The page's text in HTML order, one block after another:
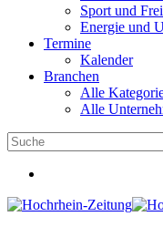
Sport und
Energie und
Termine
Kalender
Branchen
Alle
Alle